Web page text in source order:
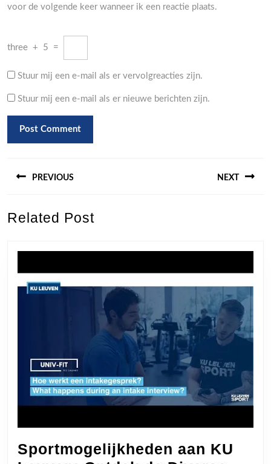
voor de volgende keer wanneer ik een reactie plaats.
three + 5 =
Stuur mij een e-mail als er vervolgreacties zijn.
Stuur mij een e-mail als er nieuwe berichten zijn.
PREVIOUS
post:
NEXT
Related Post
Sportmogelijkheden aan KU